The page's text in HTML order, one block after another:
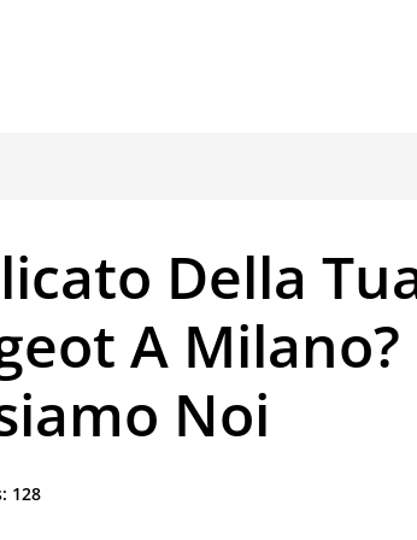
Della
A Milano?
Noi
128